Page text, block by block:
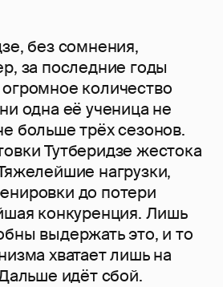
без сомнения,
за последние годы
количество
одна её ученица не
больше трёх сезонов.
Тутберидзе жестока
нагрузки,
до потери
конкуренция. Лишь
выдержать это, и то
хватает лишь на
идёт сбой.